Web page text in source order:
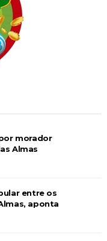
morador
Almas
entre os
aponta